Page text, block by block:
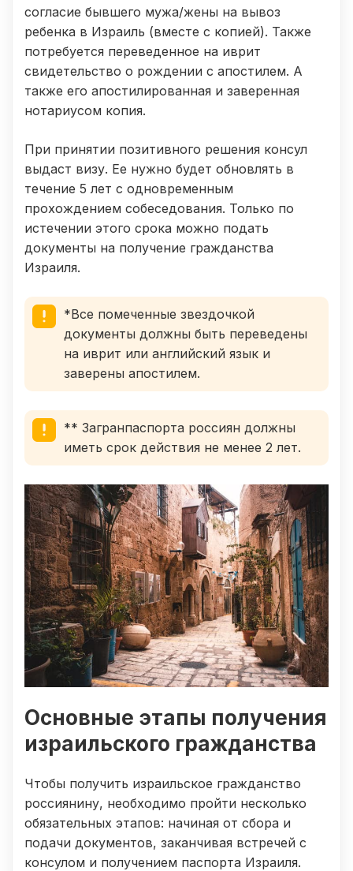
согласие бывшего мужа/жены на вывоз
ребенка в Израиль (вместе с копией). Также
потребуется переведенное на иврит
свидетельство о рождении с апостилем. А
также его апостилированная и заверенная
нотариусом копия.
При принятии позитивного решения консул
выдаст визу. Ее нужно будет обновлять в
течение 5 лет с одновременным
прохождением собеседования. Только по
истечении этого срока можно подать
документы на получение гражданства
Израиля.
*Все помеченные звездочкой
документы должны быть переведены
на иврит или английский язык и
заверены апостилем.
** Загранпаспорта россиян должны
иметь срок действия не менее 2 лет.
Основные этапы получения
израильского гражданства
Чтобы получить израильское гражданство
россиянину, необходимо пройти несколько
обязательных этапов: начиная от сбора и
подачи документов, заканчивая встречей с
консулом и получением паспорта Израиля.